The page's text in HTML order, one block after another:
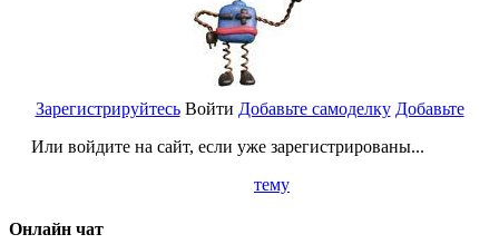
Зарегистрируйтесь
Или войдите на сайт, если уже зарегистрированы...
Войти Добавьте самоделку Добавьте
тему
Онлайн чат